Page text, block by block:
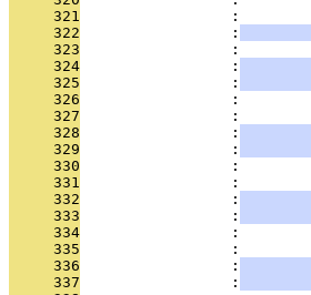
     321
:
     322
                 :
     323
:
     324
                 :
     325
                 :
     326
:
     327
:
     328
                 :
     329
                 :
     330
:
     331
:
     332
                 :
     333
                 :
     334
:
     335
:
     336
                 :
     337
                 :